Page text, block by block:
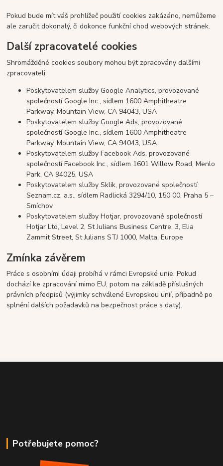
Pokud bude mít váš prohlížeč použití cookies zakázáno, nemůžeme
ale zaručit dokonalý, či dokonce funkční chod webových stránek.
Další zpracovatelé cookies
Shromážděné cookies soubory mohou být zpracovány dalšími
zpracovateli:
Poskytovatelem služby Google Analytics, provozované
společností Google Inc., sídlem 1600 Amphitheatre
Parkway, Mountain View, CA 94043, USA
Poskytovatelem služby Google Ads, provozované
společností Google Inc., sídlem 1600 Amphitheatre
Parkway, Mountain View, CA 94043, USA
Poskytovatelem služby Facebook Ads, provozované
společností Facebook Inc., sídlem 1601 Willow Road, Menlo
Park, CA 94025, USA
Poskytovatelem služby Sklik, provozované společností
Seznam.cz, a.s., sídlem Radlická 3294/10, 150 00, Praha 5 –
Smíchov
Poskytovatelem služby Hotjar, provozované společností
Hotjar Ltd, Level 2, St Julians Business Centre, 3, Elia
Zammit Street, St Julians STJ 1000, Malta, Europe
Zmínka závěrem
Práce s osobními údaji probíhá v rámci Evropské unie. Pokud
dochází ke zpracování mimo EU, potom na základě příslušných
právních předpisů (výjimky schválené Evropskou unií, případně po
splnění dalších požadavků na bezpečnost práce s daty).
Potřebujete pomoc?